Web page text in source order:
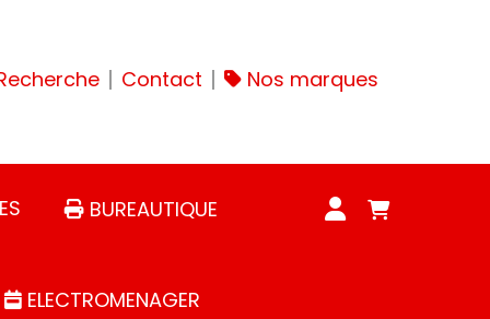
Contact Nos marques
BUREAUTIQUE
ELECTROMENAGER